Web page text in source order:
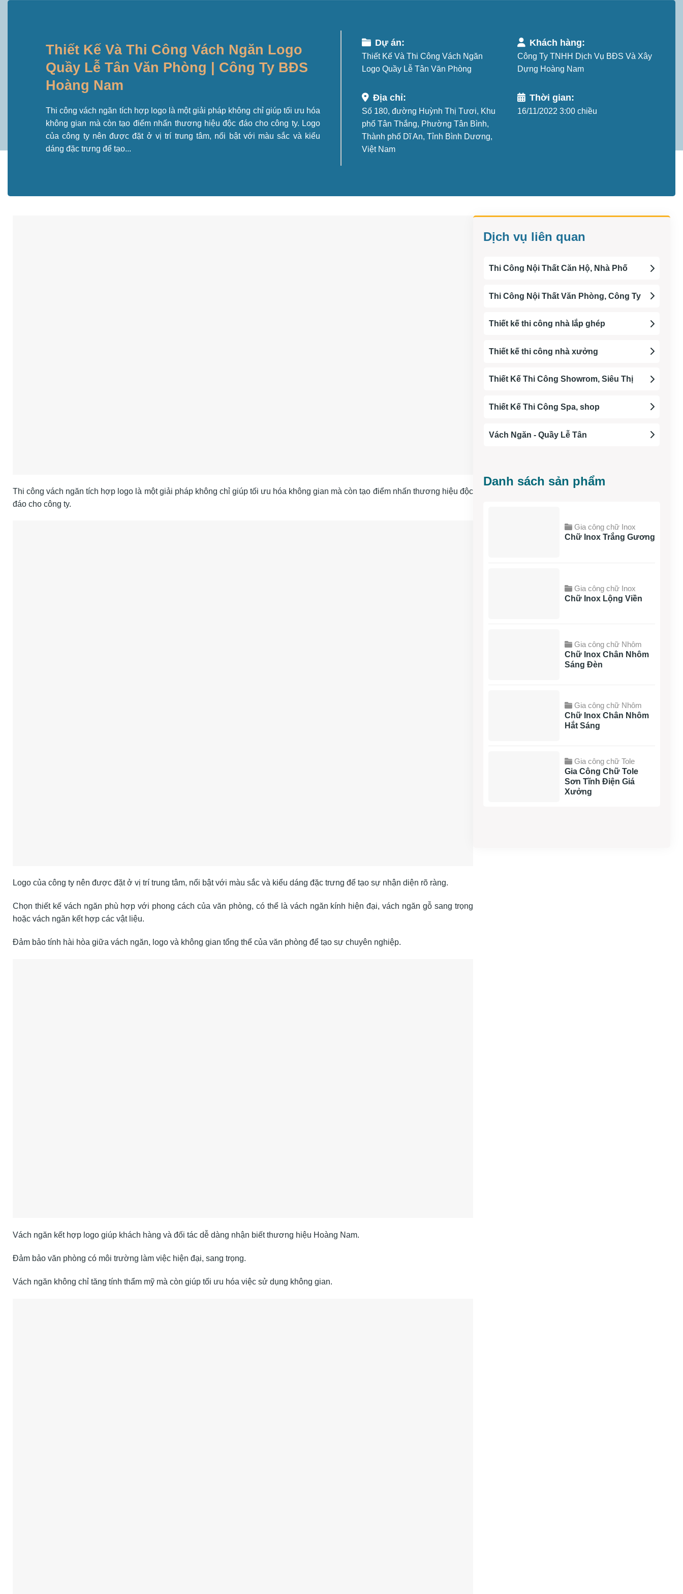
Thiết Kế Và Thi Công Vách Ngăn Logo
Quầy Lễ Tân Văn Phòng | Công Ty BĐS
Hoàng Nam
Thi công vách ngăn tích hợp logo là một giải pháp không chỉ giúp tối ưu hóa
không gian mà còn tạo điểm nhấn thương hiệu độc đáo cho công ty. Logo
của công ty nên được đặt ở vị trí trung tâm, nổi bật với màu sắc và kiểu
dáng đặc trưng để tạo...
Dự án:
Thiết Kế Và Thi Công Vách Ngăn
Logo Quầy Lễ Tân Văn Phòng
Khách hàng:
Công Ty TNHH Dịch Vụ BĐS Và Xây
Dựng Hoàng Nam
Địa chỉ:
Số 180, đường Huỳnh Thị Tươi, Khu
phố Tân Thắng, Phường Tân Bình,
Thành phố Dĩ An, Tỉnh Bình Dương,
Việt Nam
Thời gian:
16/11/2022 3:00 chiều
Thi công vách ngăn tích hợp logo là một giải pháp không chỉ giúp tối ưu hóa không gian mà còn tạo điểm nhấn thương hiệu độc
đáo cho công ty.
Logo của công ty nên được đặt ở vị trí trung tâm, nổi bật với màu sắc và kiểu dáng đặc trưng để tạo sự nhận diện rõ ràng.
Chọn thiết kế vách ngăn phù hợp với phong cách của văn phòng, có thể là vách ngăn kính hiện đại, vách ngăn gỗ sang trọng
hoặc vách ngăn kết hợp các vật liệu.
Đảm bảo tính hài hòa giữa vách ngăn, logo và không gian tổng thể của văn phòng để tạo sự chuyên nghiệp.
Vách ngăn kết hợp logo giúp khách hàng và đối tác dễ dàng nhận biết thương hiệu Hoàng Nam.
Đảm bảo văn phòng có môi trường làm việc hiện đại, sang trọng.
Vách ngăn không chỉ tăng tính thẩm mỹ mà còn giúp tối ưu hóa việc sử dụng không gian.
Dịch vụ liên quan
Thi Công Nội Thất Căn Hộ, Nhà Phố
Thi Công Nội Thất Văn Phòng, Công Ty
Thiết kế thi công nhà lắp ghép
Thiết kế thi công nhà xưởng
Thiết Kế Thi Công Showrom, Siêu Thị
Thiết Kế Thi Công Spa, shop
Vách Ngăn - Quầy Lễ Tân
Danh sách sản phẩm
Gia công chữ Inox
Chữ Inox Trắng Gương
Gia công chữ Inox
Chữ Inox Lộng Viền
Gia công chữ Nhôm
Chữ Inox Chân Nhôm
Sáng Đèn
Gia công chữ Nhôm
Chữ Inox Chân Nhôm
Hắt Sáng
Gia công chữ Tole
Gia Công Chữ Tole
Sơn Tĩnh Điện Giá
Xưởng